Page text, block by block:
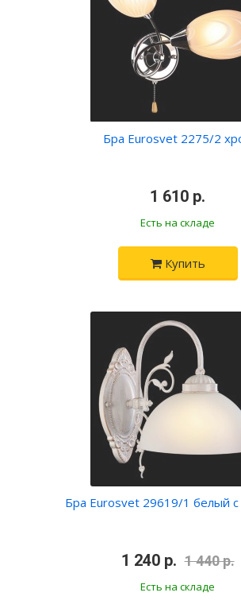
Бра Eurosvet 2275/2
1 610 р.
Есть на складе
Купить
Бра Eurosvet 29619/1 белый с
1 240 р. 1 440 р.
Есть на складе